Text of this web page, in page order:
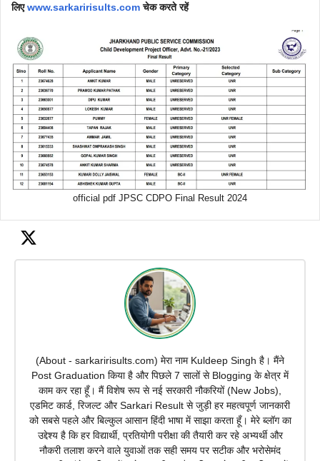
लिएwww.sarkaririsults.comचेक करते रहें
official pdf JPSC CDPO Final Result 2024
(About - sarkaririsults.com) मेरा नाम Kuldeep Singh है। मैंने
Post Graduation किया है और पिछले 7 सालों से Blogging के क्षेत्र में
काम कर रहा हूँ। मैं विशेष रूप से नई सरकारी नौकरियों (New Jobs),
एडमिट कार्ड, रिजल्ट और Sarkari Result से जुड़ी हर महत्वपूर्ण जानकारी
को सबसे पहले और बिल्कुल आसान हिंदी भाषा में साझा करता हूँ। मेरे ब्लॉग का
उद्देश्य है कि हर विद्यार्थी, प्रतियोगी परीक्षा की तैयारी कर रहे अभ्यर्थी और
नौकरी तलाश करने वाले युवाओं तक सही समय पर सटीक और भरोसेमंद